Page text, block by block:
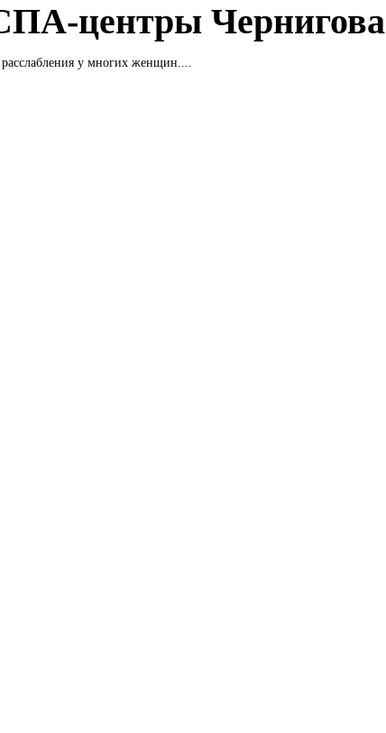
центры Чернигова
у многих женщин....